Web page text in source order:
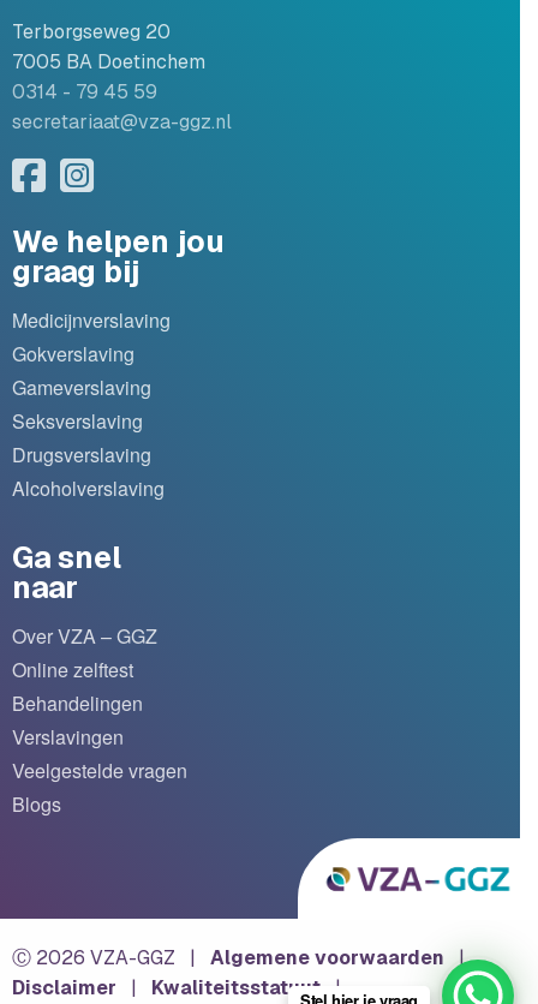
Terborgseweg 20
7005 BA Doetinchem
0314 - 79 45 59
secretariaat@vza-ggz.nl
We helpen jou
graag bij
Medicijnverslaving
Gokverslaving
Gameverslaving
Seksverslaving
Drugsverslaving
Alcoholverslaving
Ga snel
naar
Over VZA – GGZ
Online zelftest
Behandelingen
Verslavingen
Veelgestelde vragen
Blogs
Ⓒ 2026 VZA-GGZ | Algemene voorwaarden |
Disclaimer | Kwaliteitsstatuut|